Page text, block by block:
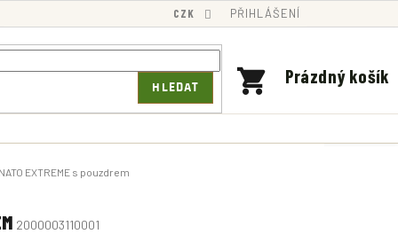
CZK PŘIHLÁŠENÍ
HLEDAT
NÁKUPNÍ
Prázdný košík
EXTREME s pouzdrem
2000003110001